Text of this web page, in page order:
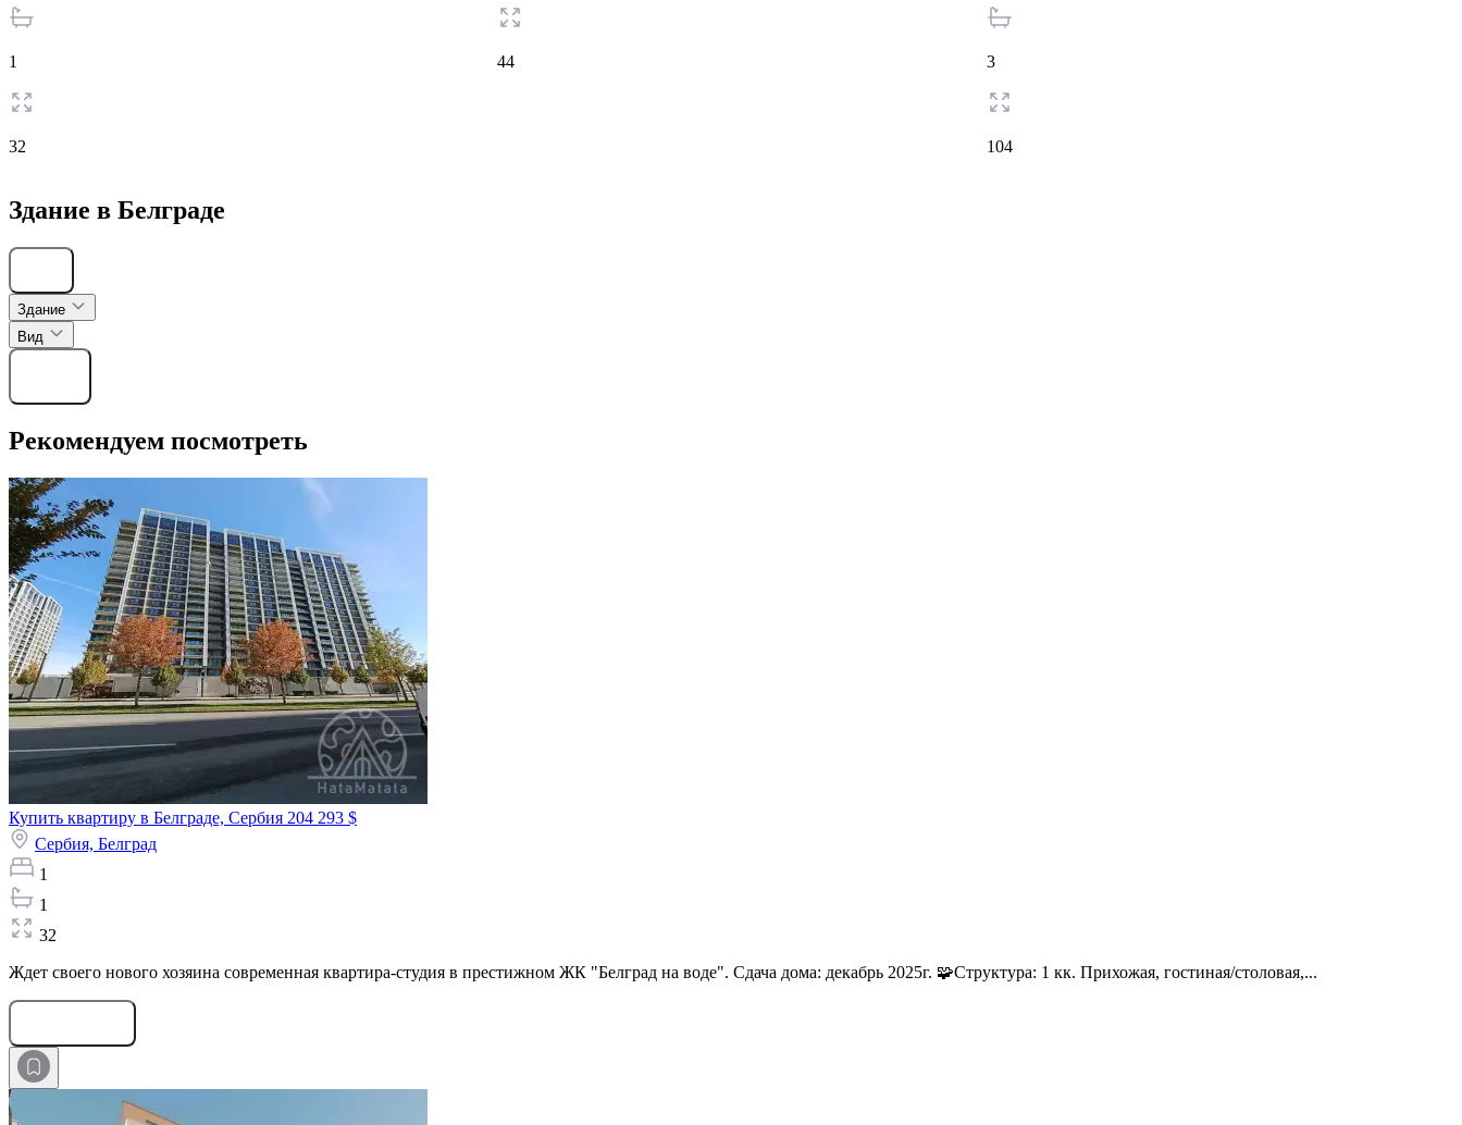
1
32
44 3
104
Здание в Белграде
Здание
Вид
Рекомендуем посмотреть
Купить квартиру в Белграде, Сербия 204 293 $
Сербия, Белград
1
1
32
Ждет своего нового хозяина современная квартира-студия в престижном ЖК "Белград на воде". Сдача дома: декабрь 2025г. 🧩Структура: 1 кк. Прихожая, гостиная/столовая,...